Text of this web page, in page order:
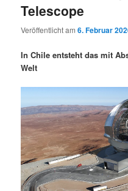
Telescope
Veröffentlicht am6. Februar
In Chile entsteht das mit
Welt